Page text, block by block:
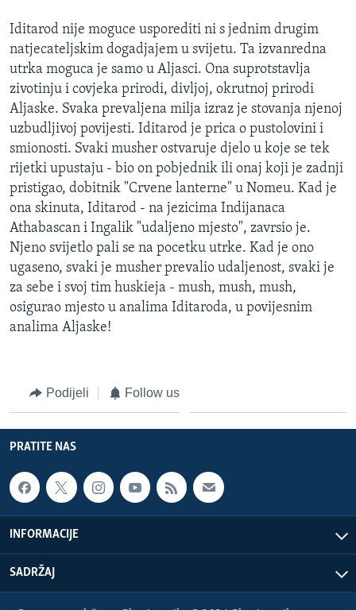
Iditarod nije moguce usporediti ni s jednim drugim
natjecateljskim dogadjajem u svijetu. Ta izvanredna
utrka moguca je samo u Aljasci. Ona suprotstavlja
zivotinju i covjeka prirodi, divljoj, okrutnoj prirodi
Aljaske. Svaka prevaljena milja izraz je stovanja njenoj
uzbudljivoj povijesti. Iditarod je prica o pustolovini i
smionosti. Svaki musher ostvaruje djelo u koje se tek
rijetki upustaju - bio on pobjednik ili onaj koji je zadnji
pristigao, dobitnik "Crvene lanterne" u Nomeu. Kad je
ona skinuta, Iditarod - na jezicima Indijanaca
Athabascan i Ingalik "udaljeno mjesto", zavrsio je.
Njeno svijetlo pali se na pocetku utrke. Kad je ono
ugaseno, svaki je musher prevalio udaljenost, svaki je
za sebe i svoj tim huskieja - mush, mush, mush,
osigurao mjesto u analima Iditaroda, u povijesnim
analima Aljaske!
Podijeli Follow us
PRATITE NAS
INFORMACIJE
SADRŽAJ